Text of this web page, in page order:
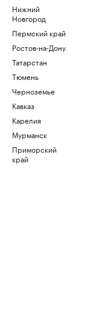
Нижний
Новгород
Пермский край
Ростов-на-Дону
Татарстан
Тюмень
Черноземье
Кавказ
Карелия
Мурманск
Приморский
край